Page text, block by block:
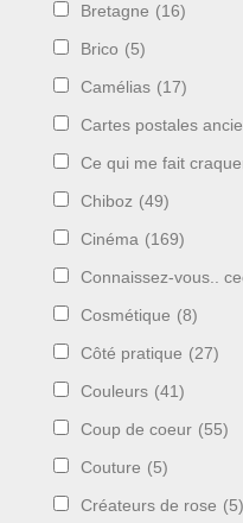
Bretagne (16)
Brico (5)
Camélias (17)
Cartes postales
Ce qui me fait
Chiboz (49)
Cinéma (169)
Connaissez-vous..
Cosmétique (8)
Côté pratique (27)
Couleurs (41)
Coup de coeur (55)
Couture (5)
Créateurs de rose (5)